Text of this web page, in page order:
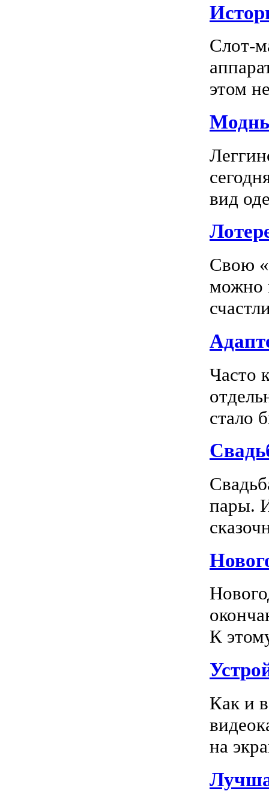
Слот-
этом
вид
Свою
можно
Часто
стало
пары.
К
Как и
на